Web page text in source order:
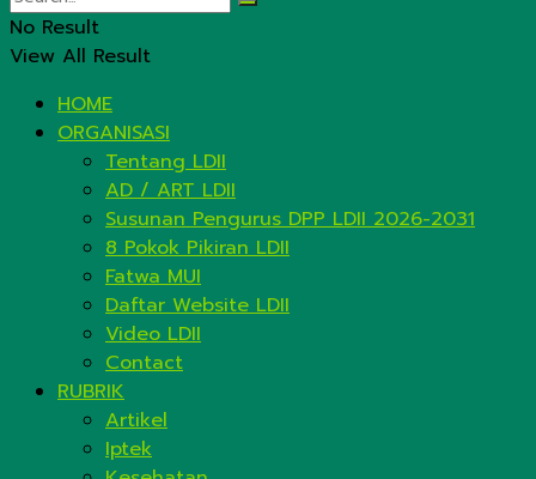
No Result
View All Result
HOME
ORGANISASI
Tentang LDII
AD / ART LDII
Susunan Pengurus DPP LDII 2026-2031
8 Pokok Pikiran LDII
Fatwa MUI
Daftar Website LDII
Video LDII
Contact
RUBRIK
Artikel
Iptek